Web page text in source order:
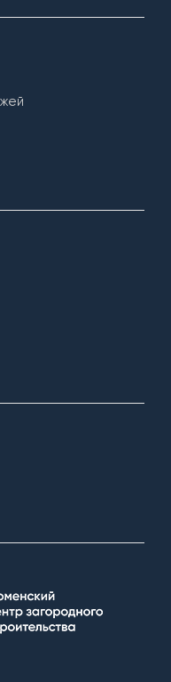
перегородок